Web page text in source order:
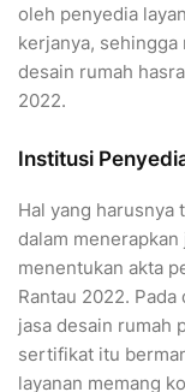
oleh penyedia
kerjanya, sehingga
desain rumah
2022.
Institusi
Hal yang harusnya
dalam
menentukan akta
Rantau 2022.
jasa desain rumah
sertifikat itu
layanan memang